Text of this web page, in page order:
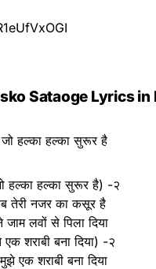
Sataoge Lyrics in
हल्का हल्का सुरूर है
हल्का हल्का सुरूर है) -२
तेरी नजर का कसूर है
जाम लवों से पिला दिया
शराबी बना दिया) -२
एक शराबी बना दिया